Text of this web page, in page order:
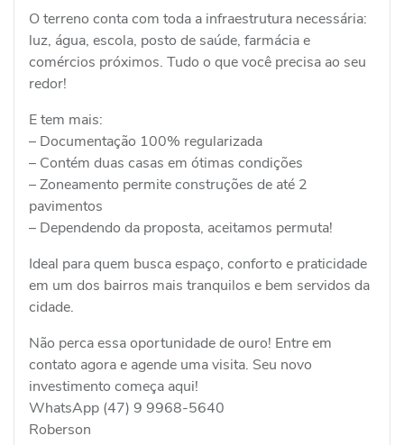
O terreno conta com toda a infraestrutura necessária:
luz, água, escola, posto de saúde, farmácia e
comércios próximos. Tudo o que você precisa ao seu
redor!
E tem mais:
– Documentação 100% regularizada
– Contém duas casas em ótimas condições
– Zoneamento permite construções de até 2
pavimentos
– Dependendo da proposta, aceitamos permuta!
Ideal para quem busca espaço, conforto e praticidade
em um dos bairros mais tranquilos e bem servidos da
cidade.
Não perca essa oportunidade de ouro! Entre em
contato agora e agende uma visita. Seu novo
investimento começa aqui!
WhatsApp (47) 9 9968-5640
Roberson